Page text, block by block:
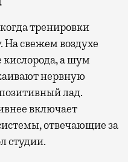
тренировки
свежем воздухе
кислорода, а шум
нервную
лад.
включает
отвечающие за
студии.